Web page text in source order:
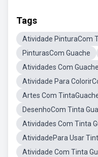
Tags
Atividade PinturaCom
PinturasCom Guache
Atividades Com Guache
Atividade Para
Artes Com
DesenhoCom Tinta
Atividades Com Tinta
AtividadePara Usar
Atividade Com Tinta